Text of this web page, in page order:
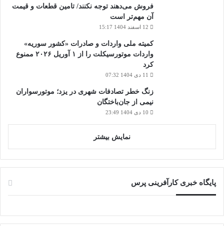
فروش می‌دهند توجه نکنند/ تامین قطعات و قیمت
آن مهم‌تر است
12 اسفند 1404 15:17
کمیته ملی واردات و صادرات «کشور سوریه»
واردات موتورسیکلت را از ۱ آوریل ۲۰۲۶ ممنوع
کرد
11 دی 1404 07:32
زنگ خطر تصادفات شهری در یزد؛ موتورسواران
نیمی از جان‌باختگان
10 دی 1404 23:49
نمایش بیشتر
پایگاه خبری کارآفرینی پرس